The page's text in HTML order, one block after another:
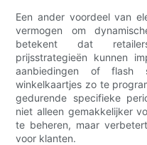
Een ander voordeel van
vermogen om
betekent dat
prijsstrategieën kunnen
aanbiedingen of flash
winkelkaartjes zo te
gedurende specifieke
niet alleen gemakkelijker
te beheren, maar
voor klanten.